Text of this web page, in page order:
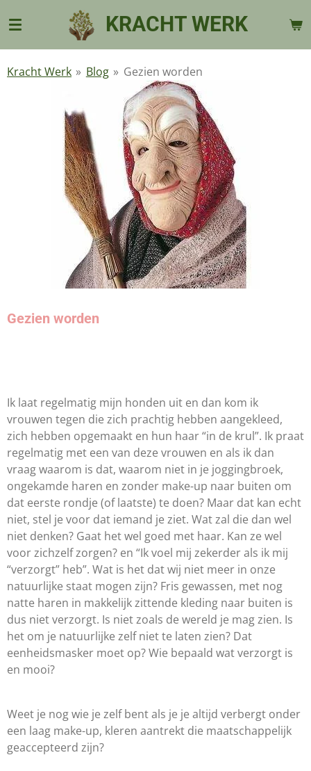
direct
naar
hoofdinhoud
KRACHT WERK
Kracht Werk » Blog » Gezien worden
Gezien worden
Ik laat regelmatig mijn honden uit en dan kom ik
vrouwen tegen die zich prachtig hebben aangekleed,
zich hebben opgemaakt en hun haar “in de krul”. Ik praat
regelmatig met een van deze vrouwen en als ik dan
vraag waarom is dat, waarom niet in je joggingbroek,
ongekamde haren en zonder make-up naar buiten om
dat eerste rondje (of laatste) te doen? Maar dat kan echt
niet, stel je voor dat iemand je ziet. Wat zal die dan wel
niet denken? Gaat het wel goed met haar. Kan ze wel
voor zichzelf zorgen? en “Ik voel mij zekerder als ik mij
“verzorgt” heb”. Wat is het dat wij niet meer in onze
natuurlijke staat mogen zijn? Fris gewassen, met nog
natte haren in makkelijk zittende kleding naar buiten is
dus niet verzorgt. Is niet zoals de wereld je mag zien. Is
het om je natuurlijke zelf niet te laten zien? Dat
eenheidsmasker moet op? Wie bepaald wat verzorgt is
en mooi?
Weet je nog wie je zelf bent als je je altijd verbergt onder
een laag make-up, kleren aantrekt die maatschappelijk
geaccepteerd zijn?